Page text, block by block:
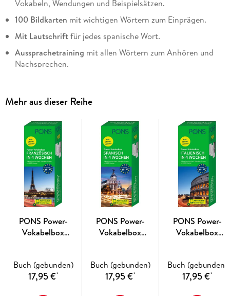
Vokabeln, Wendungen und Beispielsätzen.
100 Bildkarten mit wichtigen Wörtern zum Einprägen.
Mit Lautschriftfür jedes spanische Wort.
Aussprachetraining mit allen Wörtern zum Anhören und
Nachsprechen.
Für Wiedereinsteiger und Fortgeschrittene (B1-B2)
Mehr aus dieser Reihe
PONS Power-
Vokabelbox
Buch (gebunden)
17,95 €*
PONS Power-
Vokabelbox
Buch (gebunden)
17,95 €*
PONS Power-
Vokabelbox
Buch (gebunden)
17,95 €*